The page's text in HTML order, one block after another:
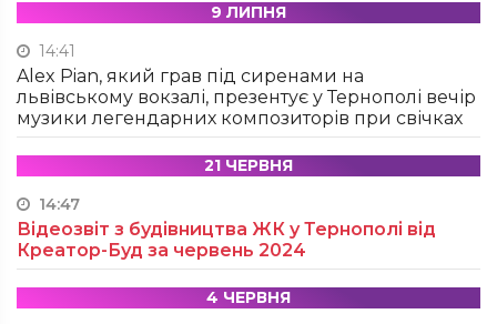
9 ЛИПНЯ
14:41
Alex Pian, який грав під сиренами на
львівському вокзалі, презентує у Тернополі вечір
музики легендарних композиторів при свічках
21 ЧЕРВНЯ
14:47
Відеозвіт з будівництва ЖК у Тернополі від
Креатор-Буд за червень 2024
4 ЧЕРВНЯ